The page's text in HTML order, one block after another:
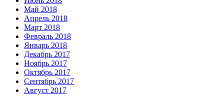
Май 2018
Апрель 2018
Март 2018
Февраль 2018
Январь 2018
Декабрь 2017
Ноябрь 2017
Октябрь 2017
Сентябрь 2017
Август 2017